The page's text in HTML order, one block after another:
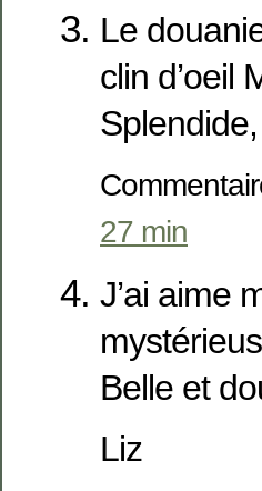
Le
clin d’oeil
27 min
J’ai aime
Belle et
Liz